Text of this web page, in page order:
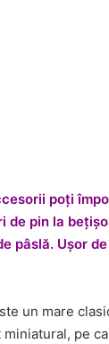
poți
de pin la
pâslă. Ușor
un mare
pe